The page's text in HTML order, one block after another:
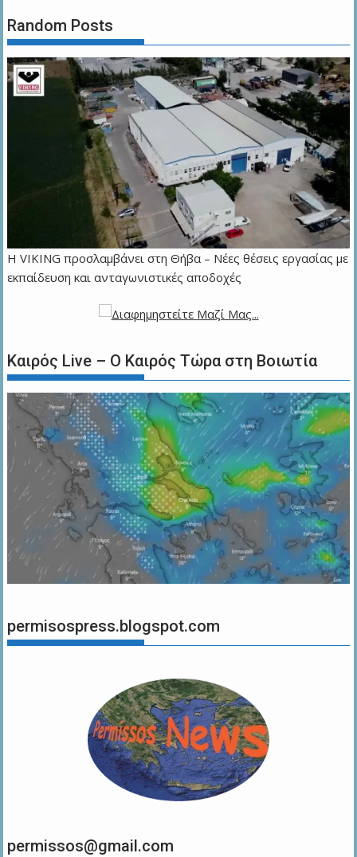
Random Posts
Η VIKING προσλαμβάνει στη Θήβα – Νέες θέσεις εργασίας με
εκπαίδευση και ανταγωνιστικές αποδοχές
Καιρός Live – Ο Καιρός Τώρα στη Βοιωτία
permisospress.blogspot.com
permissos@gmail.com